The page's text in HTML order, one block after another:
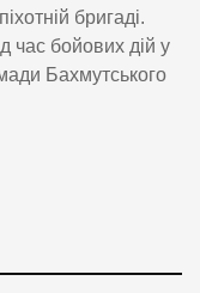
бригаді.
час бойових дій у
Бахмутського